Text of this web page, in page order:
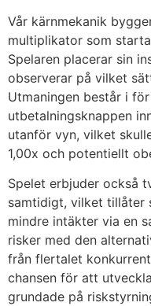
Vår kärnmekanik
multiplikator som
Spelaren placerar sin
observerar på vilket
Utmaningen består i
utbetalningsknappen
utanför vyn, vilket
1,00x och potentiellt
Spelet erbjuder också
samtidigt, vilket tillåter
mindre intäkter via en
risker med den
från flertalet
chansen för att
grundade på